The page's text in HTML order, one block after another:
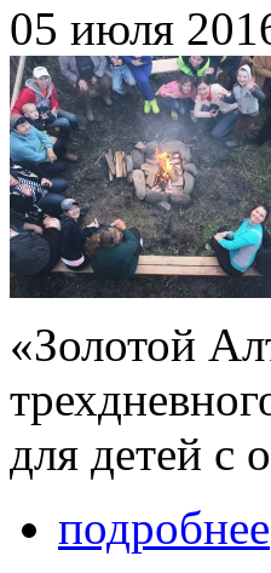
05 июля
«Золотой
для детей с
подробнее